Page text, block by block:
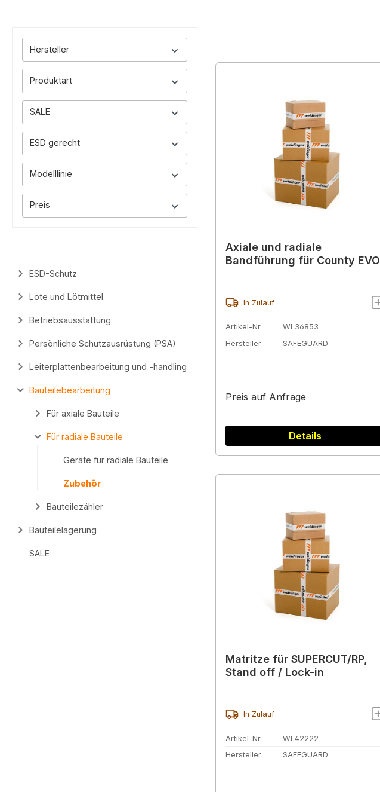
Hersteller
Produktart
SALE
ESD gerecht
Modelllinie
Preis
ESD-Schutz
Lote und Lötmittel
Betriebsausstattung
Persönliche Schutzausrüstung (PSA)
Leiterplattenbearbeitung und -handling
Bauteilebearbeitung
Für axiale Bauteile
Für radiale Bauteile
Geräte für radiale Bauteile
Zubehör
Bauteilezähler
Bauteilelagerung
SALE
Axiale und radiale
Bandführung für County EVO
In Zulauf
Artikel-Nr.
WL36853
Hersteller
SAFEGUARD
Preis auf Anfrage
Details
Matritze für SUPERCUT/RP,
Stand off / Lock-in
In Zulauf
Artikel-Nr.
WL42222
Hersteller
SAFEGUARD